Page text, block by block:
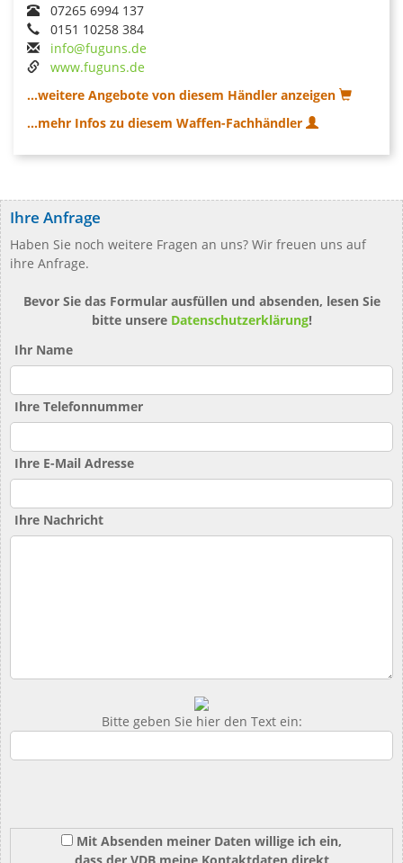
07265 6994 137
0151 10258 384
info@fuguns.de
www.fuguns.de
...weitere Angebote von diesem Händler anzeigen
...mehr Infos zu diesem Waffen-Fachhändler
Ihre Anfrage
Haben Sie noch weitere Fragen an uns? Wir freuen uns auf
ihre Anfrage.
Bevor Sie das Formular ausfüllen und absenden, lesen Sie
bitte unsere Datenschutzerklärung!
Ihr Name
Ihre Telefonnummer
Ihre E-Mail Adresse
Ihre Nachricht
Bitte geben Sie hier den Text ein:
Mit Absenden meiner Daten willige ich ein,